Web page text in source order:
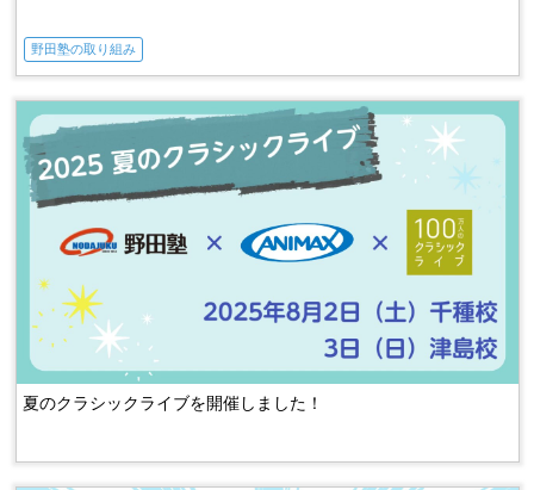
野田塾の取り組み
夏のクラシックライブを開催しました！